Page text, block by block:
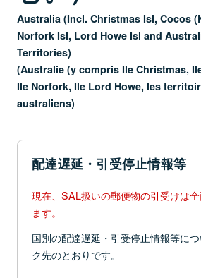
Australia (Incl. Christmas Isl, Cocos
Norfork Isl, Lord Howe Isl and
Territories)
(Australie (y compris Ile Christmas,
Ile Norfork, Ile Lord Howe, les
australiens)
配達遅延・引受停止情報等
現在、SAL扱いの郵便物の引受けは
ます。
国別の配達遅延・引受停止情報等に
ク先のとおりです。